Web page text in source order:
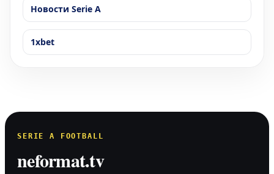
Новости Serie A
1xbet
SERIE A FOOTBALL
neformat.tv